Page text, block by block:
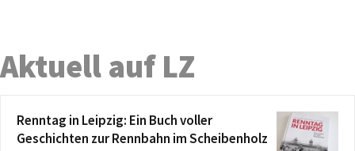
Aktuell auf LZ
Renntag in Leipzig: Ein Buch voller
Geschichten zur Rennbahn im Scheibenholz